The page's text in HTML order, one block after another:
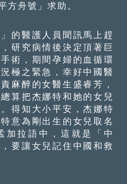
方舟號」求助。
醫護人員聞訊馬上趕
研究病情後決定頂著巨
術，期間孕婦的血循環
極之緊急，幸好中國醫
麻醉的女醫生盛睿芳，
算把杰娜特和她的女兒
得知大小平安，杰娜特
意為剛出生的女兒取名
加拉語中，這就是「中
要讓女兒記住中國和救